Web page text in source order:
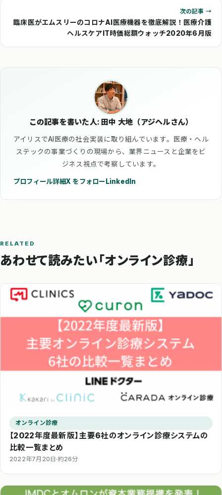
次の記事 →
臨床医がエムスリーのコロナAI医療機器を徹底解説！医療介護
ヘルスケアIT時価総額ウォッチ2020年6月版
この記事を書いた人: 田中 大地（アジヘルさん）
アイリスでAI医療の社会実装に取り組んでいます。医療・ヘル
ステックの事業づくりの現場から、業界ニュースと企業をビ
ジネス視点で考察しています。
プロフィール詳細X をフォロー LinkedIn
RELATED
あわせて読みたい「オンライン診療」
オンライン診療
【2022年度最新版】主要6社のオンライン診療システムの
比較一覧まとめ
2022年7月20日 ·約26分